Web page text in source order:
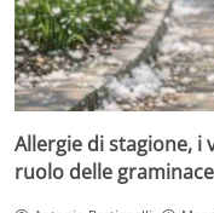
Allergie di stagione, i
ruolo delle